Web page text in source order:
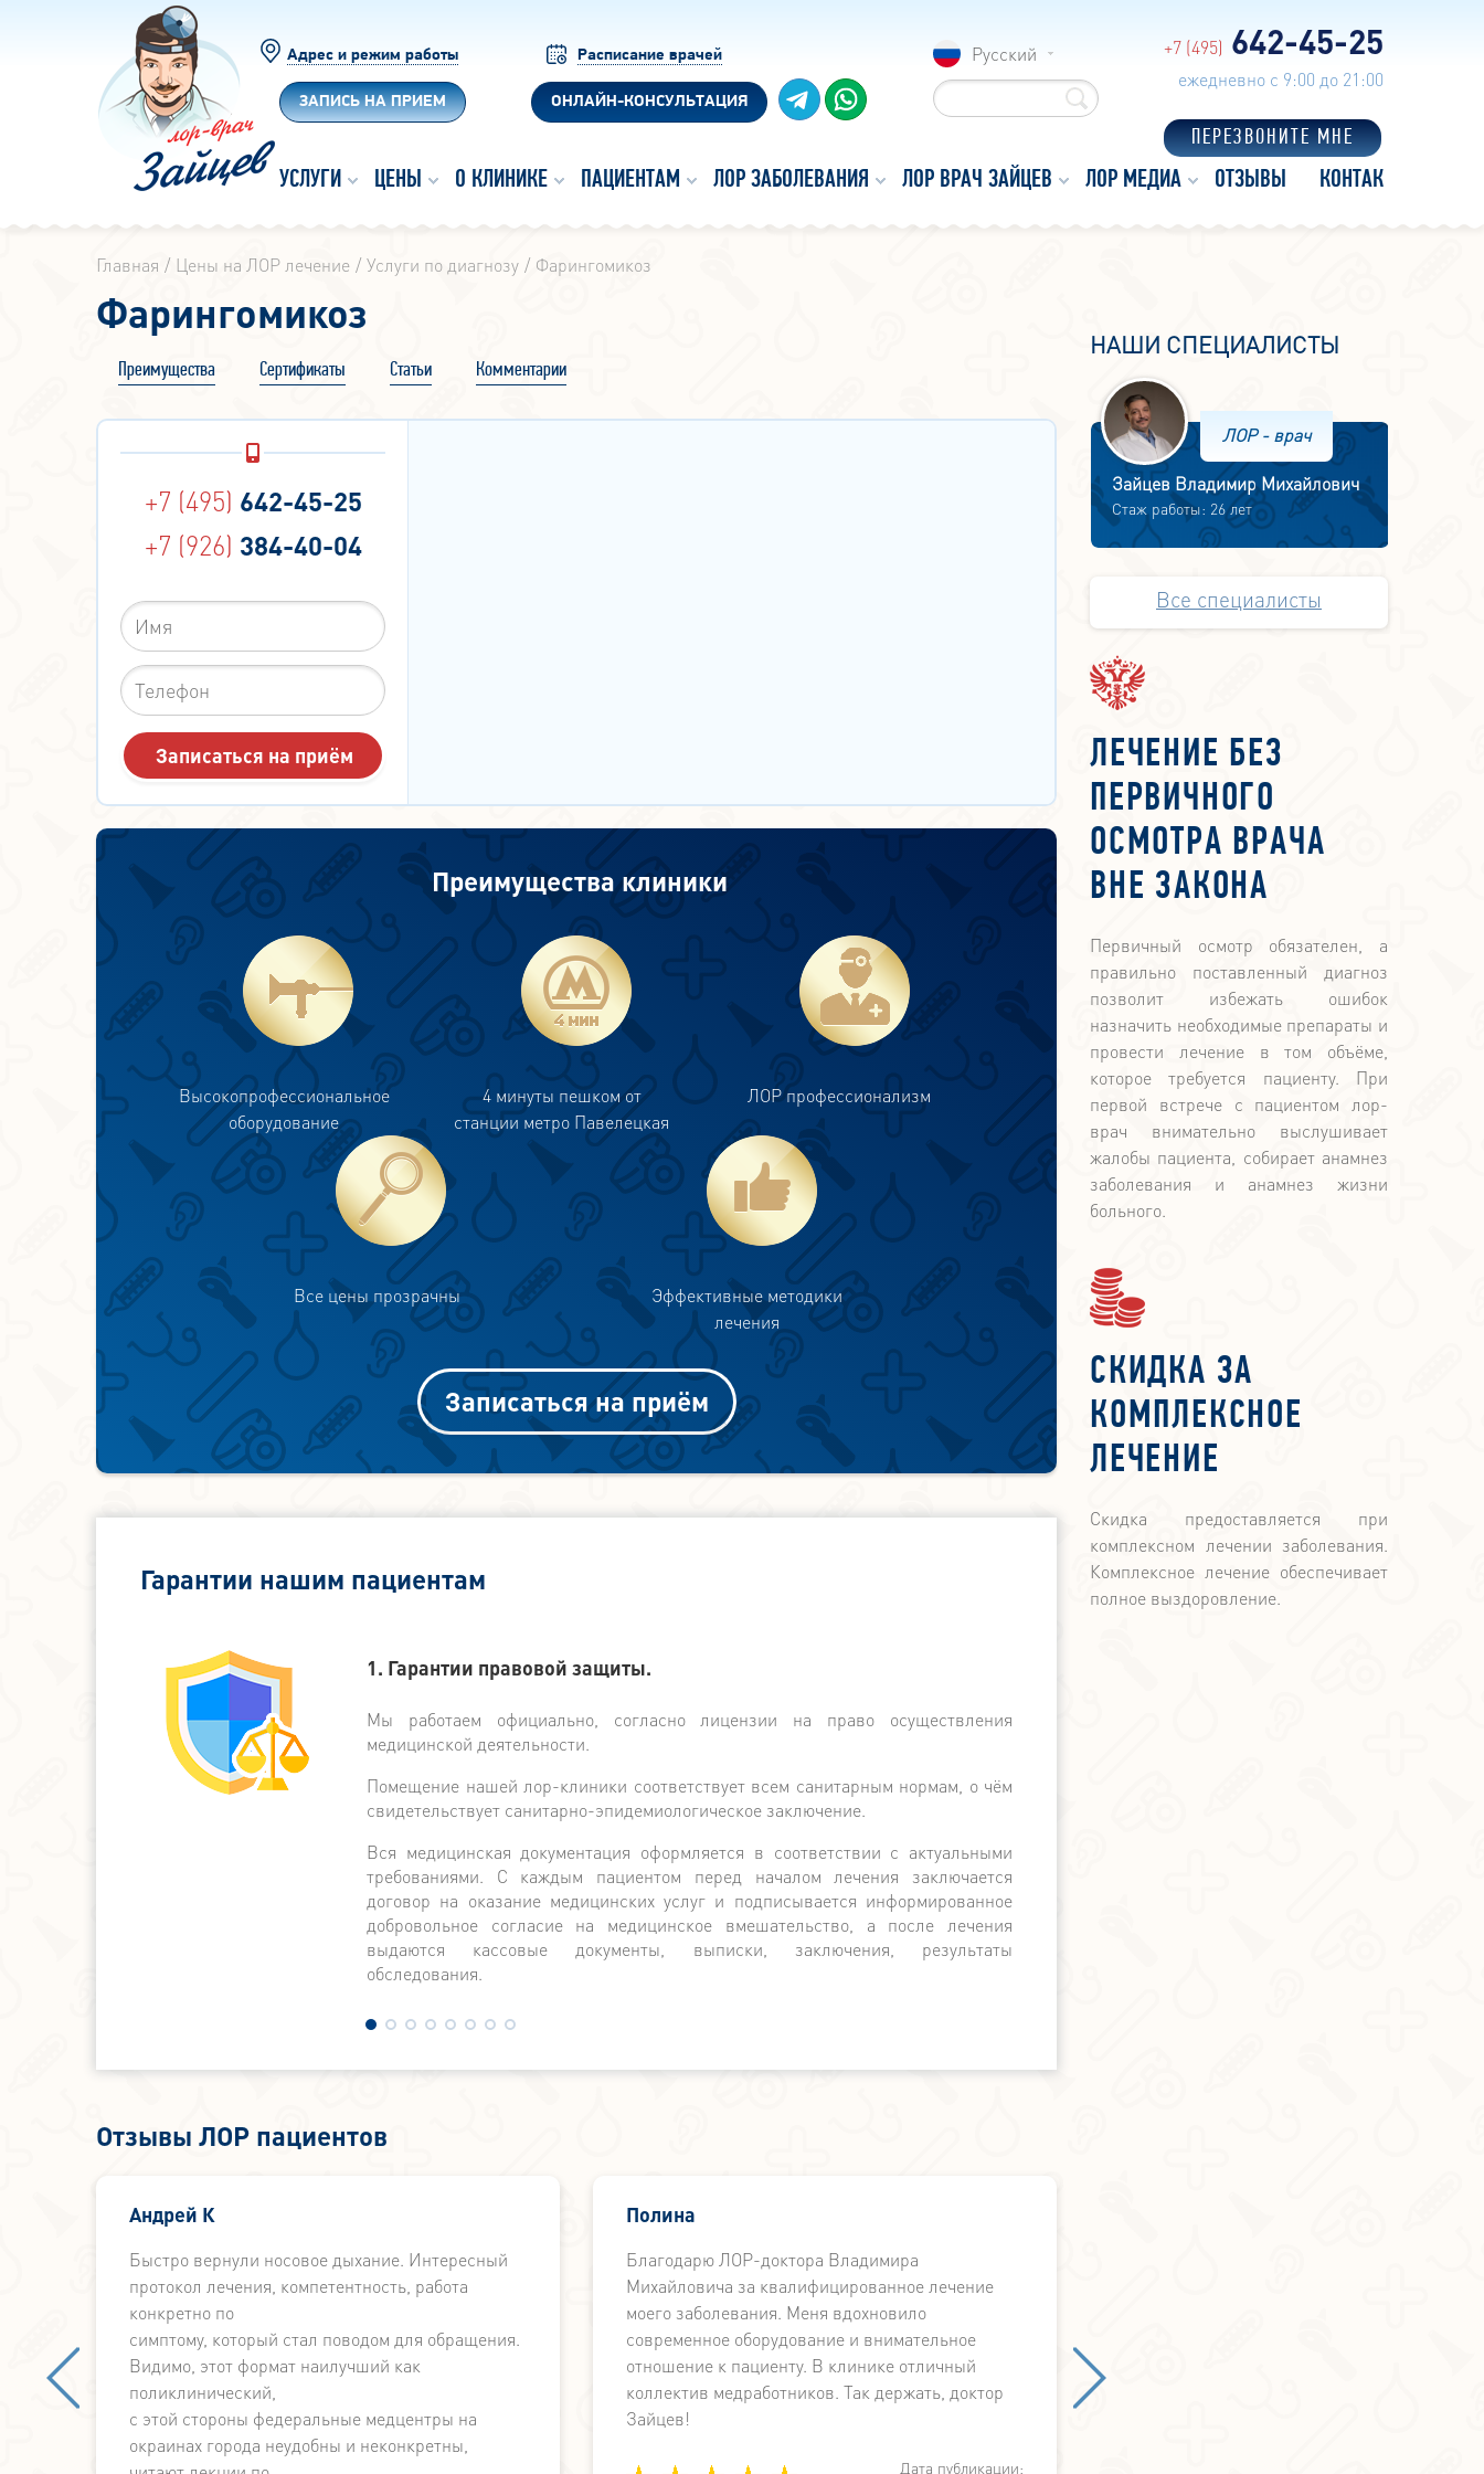
Адрес и режим работы
ЗАПИСЬ НА ПРИЕМ
Расписание врачей
ОНЛАЙН-КОНСУЛЬТАЦИЯ
Русский +7 (495) 642-45-25
ежедневно с 9:00 до 21:00
ПЕРЕЗВОНИТЕ МНЕ
УСЛУГИ ЦЕНЫ О КЛИНИКЕ ПАЦИЕНТАМ ЛОР ЗАБОЛЕВАНИЯ ЛОР ВРАЧ ЗАЙЦЕВ ЛОР МЕДИА ОТЗЫВЫ КОНТАКТЫ
Главная Цены на ЛОР лечение Услуги по диагнозу Фарингомикоз
Фарингомикоз
Преимущества Сертификаты Статьи Комментарии
+7 (495) 642-45-25
+7 (926) 384-40-04
Преимущества клиники
Высокопрофессиональное
оборудование
4 минуты пешком от
станции метро Павелецкая
ЛОР профессионализм
Все цены прозрачны
Эффективные методики
лечения
Записаться на приём
Гарантии нашим пациентам
1. Гарантии правовой защиты.
Мы работаем официально, согласно лицензии на право осуществления
медицинской деятельности.
Помещение нашей лор-клиники соответствует всем санитарным нормам, о чём
свидетельствует санитарно-эпидемиологическое заключение.
Вся медицинская документация оформляется в соответствии с актуальными
требованиями. С каждым пациентом перед началом лечения заключается
договор на оказание медицинских услуг и подписывается информированное
добровольное согласие на медицинское вмешательство, а после лечения
выдаются кассовые документы, выписки, заключения, результаты
обследования.
Отзывы ЛОР пациентов
Андрей К
Быстро вернули носовое дыхание. Интересный
протокол лечения, компетентность, работа
конкретно по
симптому, который стал поводом для обращения.
Видимо, этот формат наилучший как
поликлинический,
с этой стороны федеральные медцентры на
окраинах города неудобны и неконкретны,
Полина
Благодарю ЛОР-доктора Владимира
Михайловича за квалифицированное лечение
моего заболевания. Меня вдохновило
современное оборудование и внимательное
отношение к пациенту. В клинике отличный
коллектив медработников. Так держать, доктор
Зайцев!
Дата публикации:
НАШИ СПЕЦИАЛИСТЫ
ЛОР - врач
Зайцев Владимир Михайлович
Стаж работы: 26 лет
Все специалисты
ЛЕЧЕНИЕ БЕЗ
ПЕРВИЧНОГО
ОСМОТРА ВРАЧА
ВНЕ ЗАКОНА
Первичный осмотр обязателен, а
правильно поставленный диагноз
позволит избежать ошибок
назначить необходимые препараты и
провести лечение в том объёме,
которое требуется пациенту. При
первой встрече с пациентом лор-
врач внимательно выслушивает
жалобы пациента, собирает анамнез
заболевания и анамнез жизни
больного.
СКИДКА ЗА
КОМПЛЕКСНОЕ
ЛЕЧЕНИЕ
Скидка предоставляется при
комплексном лечении заболевания.
Комплексное лечение обеспечивает
полное выздоровление.